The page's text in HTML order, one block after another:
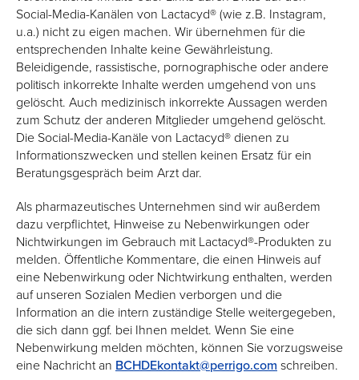
Social-Media-Kanälen von Lactacyd® (wie z.B. Instagram,
u.a.) nicht zu eigen machen. Wir übernehmen für die
entsprechenden Inhalte keine Gewährleistung.
Beleidigende, rassistische, pornographische oder andere
politisch inkorrekte Inhalte werden umgehend von uns
gelöscht. Auch medizinisch inkorrekte Aussagen werden
zum Schutz der anderen Mitglieder umgehend gelöscht.
Die Social-Media-Kanäle von Lactacyd® dienen zu
Informationszwecken und stellen keinen Ersatz für ein
Beratungsgespräch beim Arzt dar.
Als pharmazeutisches Unternehmen sind wir außerdem
dazu verpflichtet, Hinweise zu Nebenwirkungen oder
Nichtwirkungen im Gebrauch mit Lactacyd®-Produkten zu
melden. Öffentliche Kommentare, die einen Hinweis auf
eine Nebenwirkung oder Nichtwirkung enthalten, werden
auf unseren Sozialen Medien verborgen und die
Information an die intern zuständige Stelle weitergegeben,
die sich dann ggf. bei Ihnen meldet. Wenn Sie eine
Nebenwirkung melden möchten, können Sie vorzugsweise
eine Nachricht an BCHDEkontakt@perrigo.com schreiben.